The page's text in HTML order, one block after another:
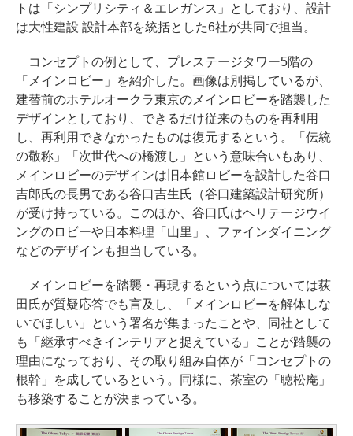
トは「シンプリシティ＆エレガンス」としており、設計
は大性建設 設計本部を統括とした6社が共同で担当。
コンセプトの例として、プレステージタワー5階の
「メインロビー」を紹介した。画像は別掲しているが、
建替前のホテルオークラ東京のメインロビーを踏襲した
デザインとしており、できるだけ従来のものを再利用
し、再利用できなかったものは復元するという。「伝統
の敬称」「次世代への橋渡し」という意味合いもあり、
メインロビーのデザインは旧本館ロビーを設計した谷口
吉郎氏の長男である谷口吉生氏（谷口建築設計研究所）
が受け持っている。このほか、谷口氏はヘリテージウイ
ングのロビーや日本料理「山里」、ファインダイニング
などのデザインも担当している。
メインロビーを踏襲・再現するという点については荻
田氏が質疑応答でも言及し、「メインロビーを解体しな
いでほしい」という署名が集まったことや、同社として
も「継承すべきインテリアと捉えている」ことが踏襲の
理由になっており、その取り組み自体が「コンセプトの
根幹」を成しているという。同様に、茶室の「聴松庵」
も移築することが決まっている。